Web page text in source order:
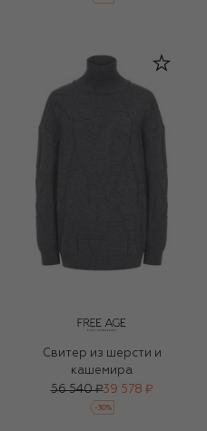
Свитер из шерсти и
кашемира
56 540 ₽39 578 ₽
-30%